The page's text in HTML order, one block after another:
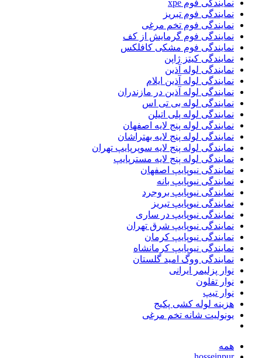
نمایندگی فوم xpe
نمایندگی فوم تبریز
نمایندگی فوم تخم مرغی
نمایندگی فوم گرمایش از کف
نمایندگی فوم مشکی کافلکس
نمایندگی کیتز ژاپن
نمایندگی لوله آذین
نمایندگی لوله آذین ایلام
نمایندگی لوله آذین در مازندران
نمایندگی لوله بی تی اس
نمایندگی لوله پلی اتیلن
نمایندگی لوله پنج لایه اصفهان
نمایندگی لوله پنج لایه بهتراشان
نمایندگی لوله پنج لایه سوپرپایپ تهران
نمایندگی لوله پنج لایه مسترپایپ
نمایندگی نیوپایپ اصفهان
نمایندگی نیوپایپ بانه
نمایندگی نیوپایپ بروجرد
نمایندگی نیوپایپ تبریز
نمایندگی نیوپایپ در ساری
نمایندگی نیوپایپ شرق تهران
نمایندگی نیوپایپ کرمان
نمایندگی نیوپایپ کرمانشاه
نمایندگی ووگ امید گلستان
نوار پزلیمر ایرانی
نوار تفلون
نوار تیپ
هزینه لوله کشی پکیج
یونولیت شانه تخم مرغی
همه